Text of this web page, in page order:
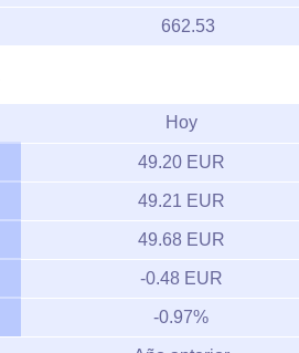
662.53
Hoy
49.20 EUR
49.21 EUR
49.68 EUR
-0.48 EUR
-0.97%